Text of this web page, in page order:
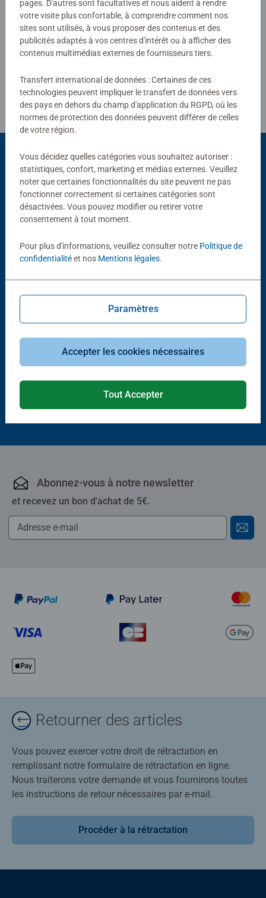
Rédiger une évaluation
Consignes d'évaluation
Choix populaires
D'autres personnes aiment aussi
Puzzle adulte
18,00 €
Puzzle adulte
Abonnez-vous à notre newsletter
et recevez un bon d'achat de 5€.
Retourner des articles
Vous pouvez exercer votre droit de rétractation en
remplissant notre formulaire de rétractation en ligne.
Nous traiterons votre demande et vous fournirons toutes
les instructions de retour nécessaires par e-mail.
Procéder à la rétractation
pages. D'autres sont facultatives et nous aident à rendre
votre visite plus confortable, à comprendre comment nos
sites sont utilisés, à vous proposer des contenus et des
publicités adaptés à vos centres d'intérêt ou à afficher des
contenus multimédias externes de fournisseurs tiers.
Transfert international de données : Certaines de ces
technologies peuvent impliquer le transfert de données vers
des pays en dehors du champ d'application du RGPD, où les
normes de protection des données peuvent différer de celles
de votre région.
Vous décidez quelles catégories vous souhaitez autoriser :
statistiques, confort, marketing et médias externes. Veuillez
noter que certaines fonctionnalités du site peuvent ne pas
fonctionner correctement si certaines catégories sont
désactivées. Vous pouvez modifier ou retirer votre
consentement à tout moment.
Pour plus d'informations, veuillez consulter notre Politique de
confidentialitéet nos Mentions légales.
Paramètres
Accepter les cookies nécessaires
Tout Accepter